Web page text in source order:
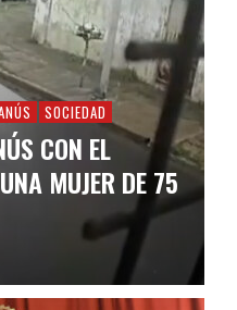
SOCIEDAD
CON EL
MUJER DE 75